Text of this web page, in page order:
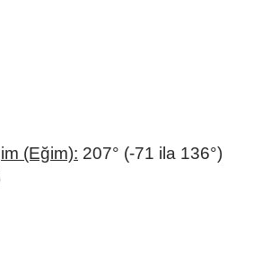
(Eğim): 207° (-71 ila 136°)